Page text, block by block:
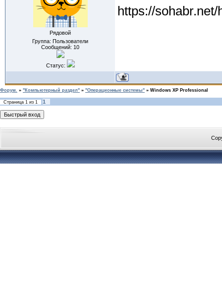
Рядовой
Группа: Пользователи
Сообщений: 10
Статус:
https://
Форум. » "Компьютерный раздел" » "Операционные системы" » Windows XP Professional
Страница 1 из 1 1